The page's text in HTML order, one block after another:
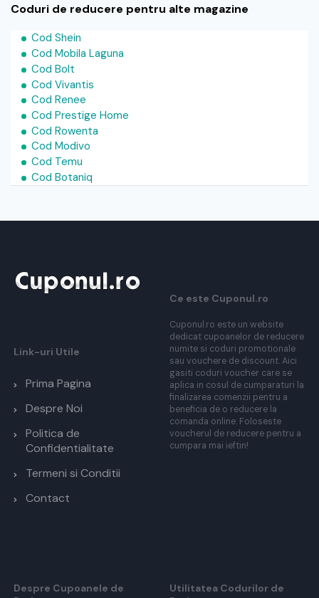
Coduri de reducere pentru alte magazine
Cod Shein
Cod Mobila Laguna
Cod Bolt
Cod Vivantis
Cod Renee
Cod Prestige Home
Cod Rowenta
Cod Modivo
Cod Temu
Cod Botaniq
Link-uri Utile
Prima Pagina
Despre Noi
Politica de
Confidentialitate
Termeni si Conditii
Contact
Ce este Cuponul.ro
Cuponul.ro este un website
dedicat cupoanelor de reducere
numite si coduri promotionale
sau vouchere de discount. Aici
gasiti coduri voucher care se
aplica in cosul de cumparaturi la
finalizarea comenzii pentru a
beneficia de o reducere la
comanda online. Foloseste
voucherul de reducere pentru a
cumpara mai ieftin!
Despre Cupoanele de
Utilitatea Codurilor de